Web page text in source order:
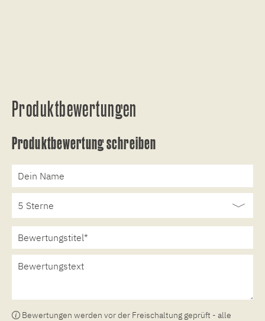
Produktbewertungen
Produktbewertung schreiben
Bewertungen werden vor der Freischaltung geprüft - alle